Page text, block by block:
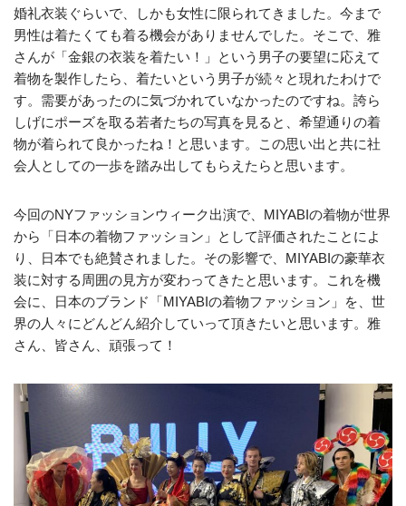
婚礼衣装ぐらいで、しかも女性に限られてきました。今まで
男性は着たくても着る機会がありませんでした。そこで、雅
さんが「金銀の衣装を着たい！」という男子の要望に応えて
着物を製作したら、着たいという男子が続々と現れたわけで
す。需要があったのに気づかれていなかったのですね。誇ら
しげにポーズを取る若者たちの写真を見ると、希望通りの着
物が着られて良かったね！と思います。この思い出と共に社
会人としての一歩を踏み出してもらえたらと思います。
今回のNYファッションウィーク出演で、MIYABIの着物が世界
から「日本の着物ファッション」として評価されたことによ
り、日本でも絶賛されました。その影響で、MIYABIの豪華衣
装に対する周囲の見方が変わってきたと思います。これを機
会に、日本のブランド「MIYABIの着物ファッション」を、世
界の人々にどんどん紹介していって頂きたいと思います。雅
さん、皆さん、頑張って！